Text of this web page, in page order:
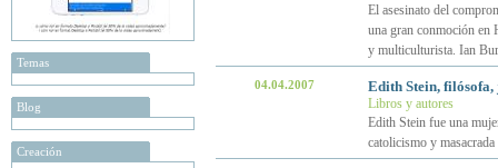
Temas
Blog
Creación
El asesinato del
una gran conmoción en
y multiculturista. Ian
04.04.2007 Edith Stein,
Libros y autores
Edith Stein fue una
catolicismo y